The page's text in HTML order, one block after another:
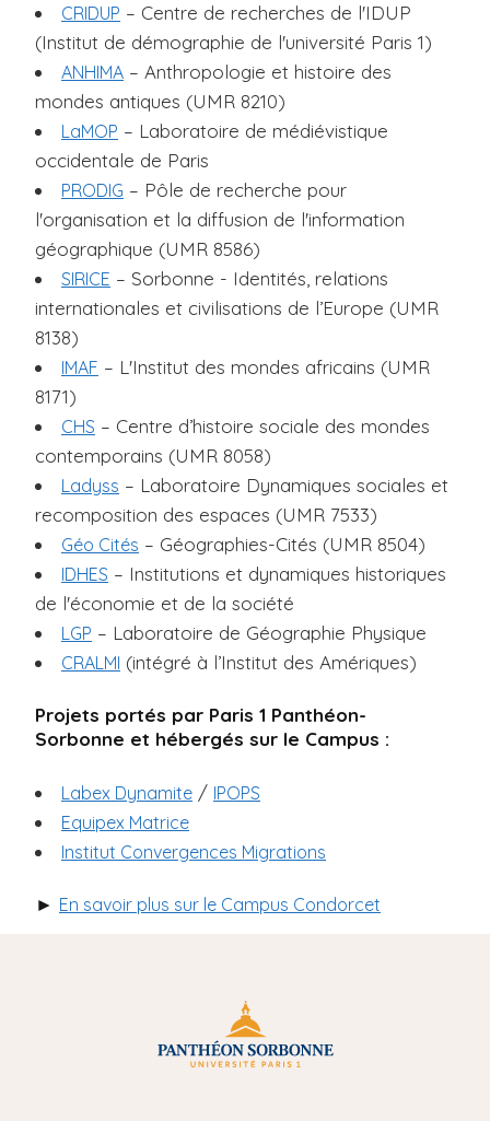
CRIDUP – Centre de recherches de l'IDUP
(Institut de démographie de l'université Paris 1)
ANHIMA – Anthropologie et histoire des
mondes antiques (UMR 8210)
LaMOP – Laboratoire de médiévistique
occidentale de Paris
PRODIG – Pôle de recherche pour
l'organisation et la diffusion de l'information
géographique (UMR 8586)
SIRICE – Sorbonne - Identités, relations
internationales et civilisations de l’Europe (UMR
8138)
IMAF – L'Institut des mondes africains (UMR
8171)
CHS – Centre d’histoire sociale des mondes
contemporains (UMR 8058)
Ladyss – Laboratoire Dynamiques sociales et
recomposition des espaces (UMR 7533)
Géo Cités – Géographies-Cités (UMR 8504)
IDHES – Institutions et dynamiques historiques
de l'économie et de la société
LGP – Laboratoire de Géographie Physique
CRALMI (intégré à l’Institut des Amériques)
Projets portés par Paris 1 Panthéon-
Sorbonne et hébergés sur le Campus :
Labex Dynamite / IPOPS
Equipex Matrice
Institut Convergences Migrations
► En savoir plus sur le Campus Condorcet